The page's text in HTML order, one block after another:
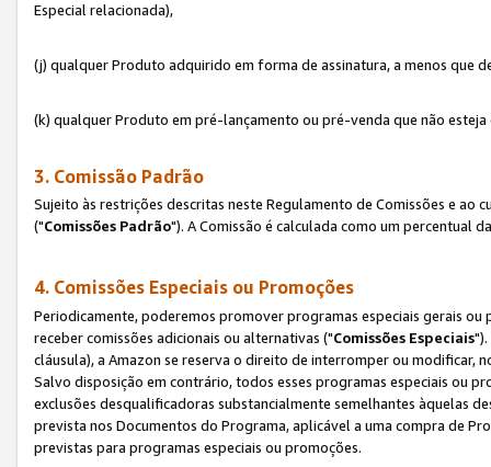
Especial relacionada),
(j) qualquer Produto adquirido em forma de assinatura, a menos que
(k) qualquer Produto em pré-lançamento ou pré-venda que não
3. Comissão Padrão
Sujeito às restrições descritas neste Regulamento de Comissões e ao
("Comissões Padrão"). A Comissão é calculada como um percentual
4. Comissões Especiais ou Promoções
Periodicamente, poderemos promover programas especiais gerais
receber comissões adicionais ou alternativas ("Comissões Especiais
cláusula), a Amazon se reserva o direito de interromper ou
Salvo disposição em contrário, todos esses programas especiais ou
exclusões desqualificadoras substancialmente semelhantes àquelas
prevista nos Documentos do Programa, aplicável a uma compra de
previstas para programas especiais ou promoções.